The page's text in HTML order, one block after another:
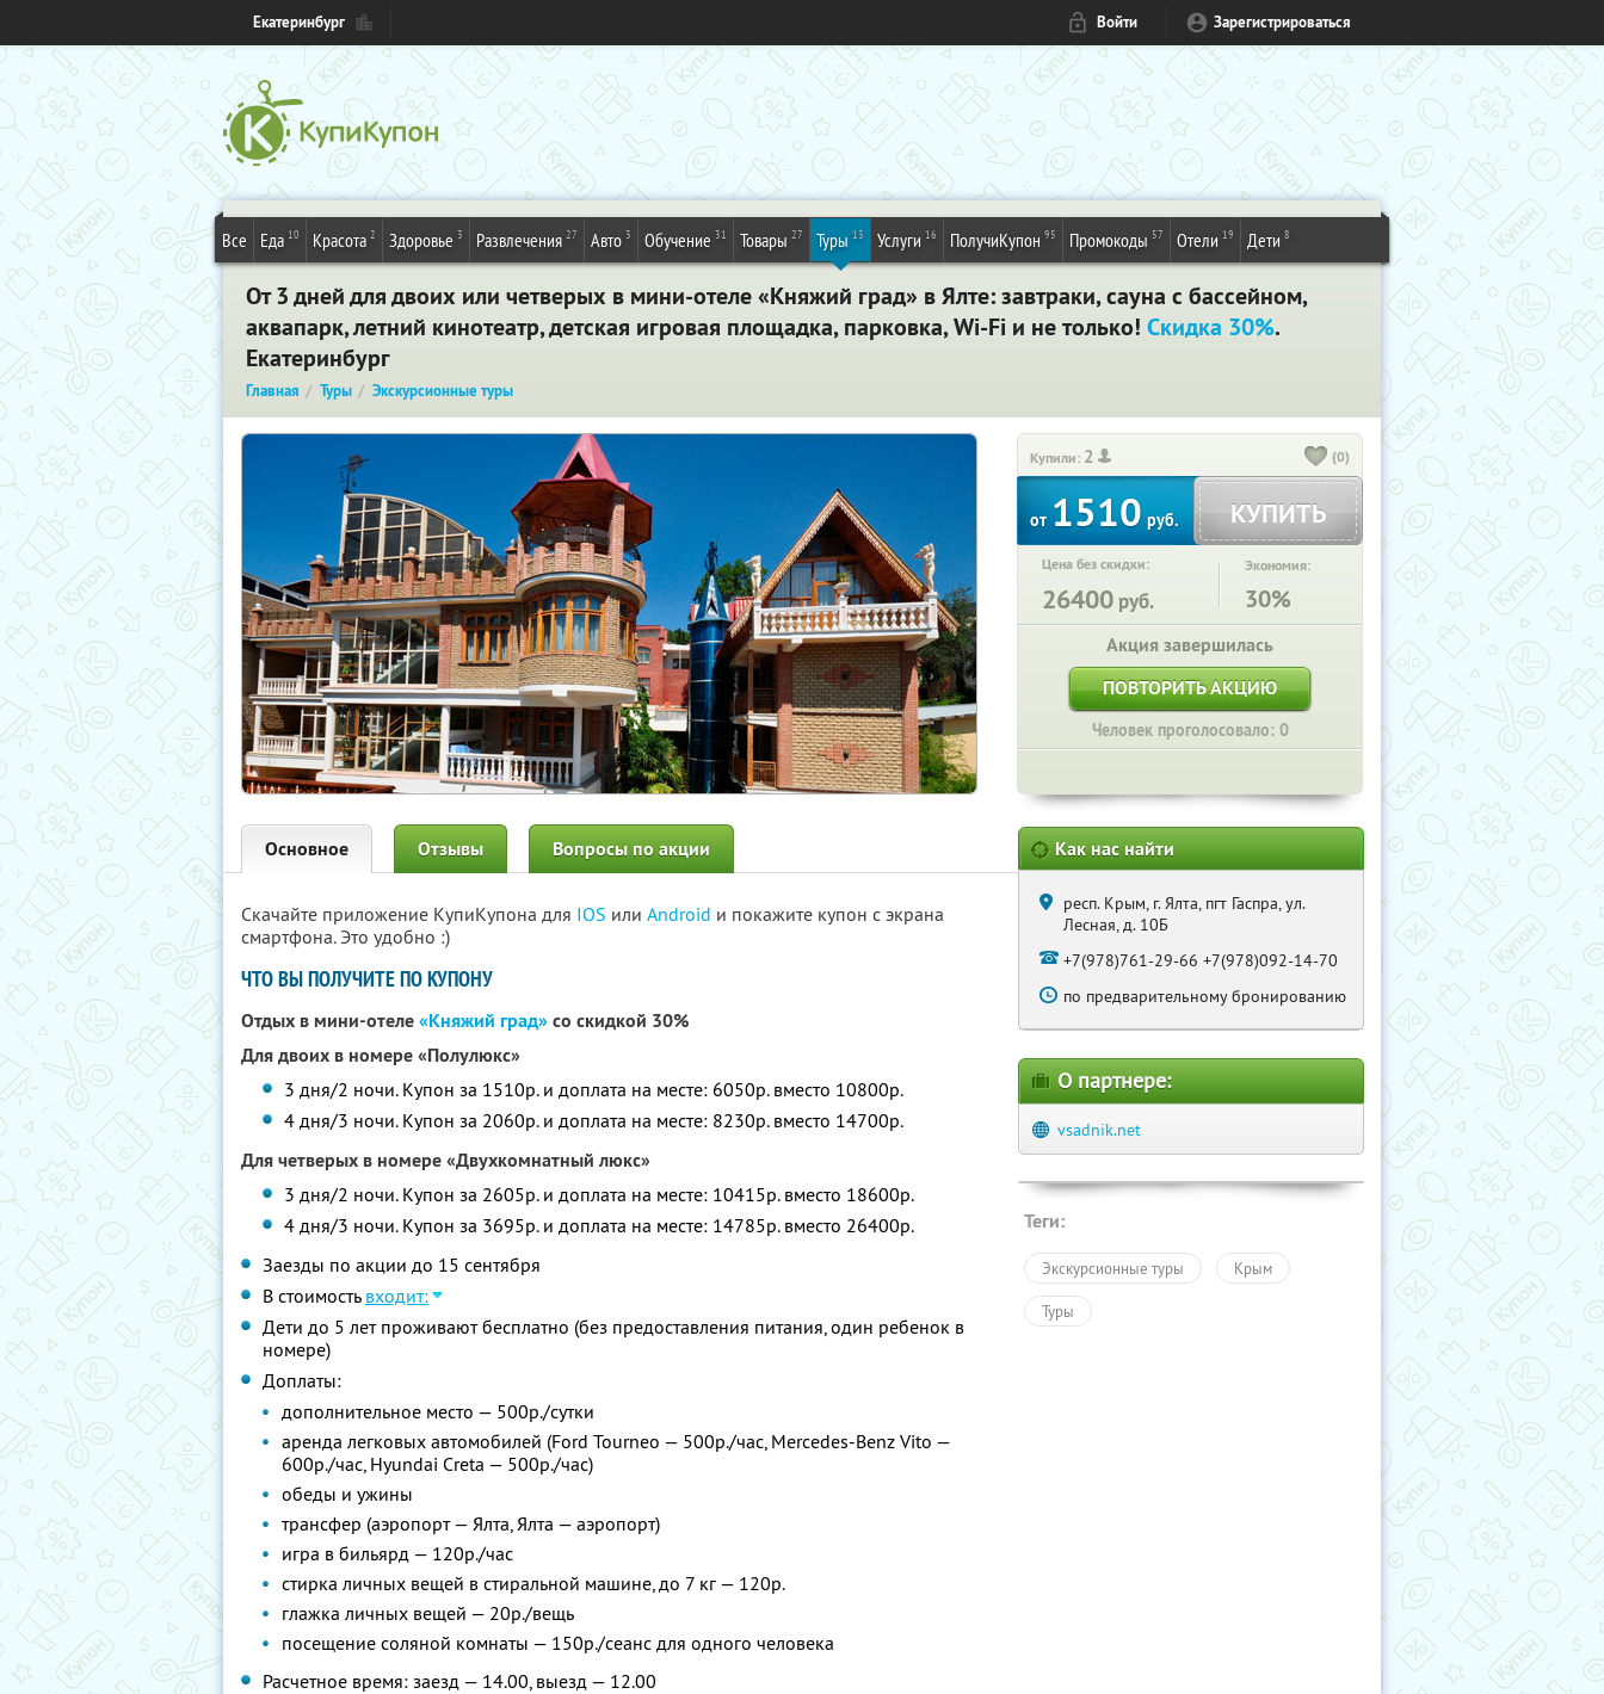
Екатеринбург Войти Зарегистрироваться
Все Еда 10 Красота 2 Здоровье 3 Развлечения 27 Авто 3 Обучение 31 Товары 27 Туры 13 Услуги 16 ПолучиКупон 95 Промокоды 57 Отели 19 Дети 8
От 3 дней для двоих или четверых в мини-отеле «Княжий град» в Ялте: завтраки, сауна с бассейном,
аквапарк, летний кинотеатр, детская игровая площадка, парковка, Wi-Fi и не только! Скидка 30%.
Екатеринбург
Главная Туры Экскурсионные туры
Купили: 2 (0)
от 1510 руб. КУПИТЬ
Цена без скидки:
26400 руб.
Экономия:
30%
Акция завершилась
ПОВТОРИТЬ АКЦИЮ
Человек проголосовало: 0
Основное Отзывы Вопросы по акции
Скачайте приложение КупиКупона для IOS или Android и покажите купон с экрана
смартфона. Это удобно :)
ЧТО ВЫ ПОЛУЧИТЕ ПО КУПОНУ
Отдых в мини-отеле«Княжий град»со скидкой 30%
Для двоих в номере «Полулюкс»
3 дня/2 ночи. Купон за 1510р. и доплата на месте: 6050р. вместо 10800р.
4 дня/3 ночи. Купон за 2060р. и доплата на месте: 8230р. вместо 14700р.
Для четверых в номере «Двухкомнатный люкс»
3 дня/2 ночи. Купон за 2605р. и доплата на месте: 10415р. вместо 18600р.
4 дня/3 ночи. Купон за 3695р. и доплата на месте: 14785р. вместо 26400р.
Заезды по акции до 15 сентября
В стоимость входит:
Дети до 5 лет проживают бесплатно (без предоставления питания, один ребенок в
номере)
Доплаты:
дополнительное место — 500р./сутки
аренда легковых автомобилей (Ford Tourneo — 500р./час, Mercedes-Benz Vito —
600р./час, Hyundai Creta — 500р./час)
обеды и ужины
трансфер (аэропорт — Ялта, Ялта — аэропорт)
игра в бильярд — 120р./час
стирка личных вещей в стиральной машине, до 7 кг — 120р.
глажка личных вещей — 20р./вещь
посещение соляной комнаты — 150р./сеанс для одного человека
Расчетное время: заезд — 14.00, выезд — 12.00
Как нас найти
респ. Крым, г. Ялта, пгт Гаспра, ул.
Лесная, д. 10Б
+7(978)761-29-66 +7(978)092-14-70
по предварительному бронированию
О партнере:
vsadnik.net
Теги:
Экскурсионные туры Крым
Туры